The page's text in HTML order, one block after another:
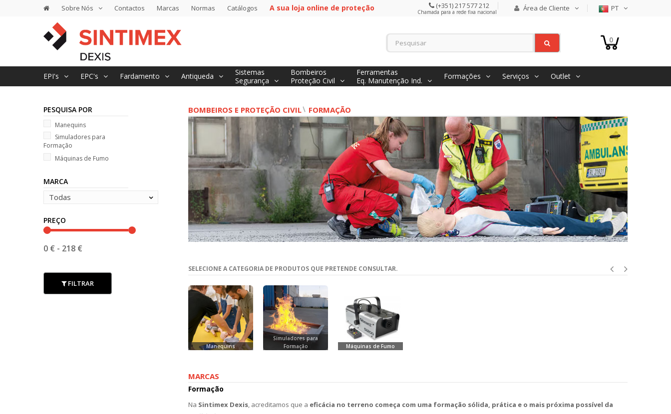
Sobre Nós Contactos Marcas Normas Catálogos A sua loja online de proteção (+351) 217 577 212
Chamada para a rede fixa nacional Área de Cliente PT
0
EPI's EPC's Fardamento Antiqueda
Sistemas
Segurança
Bombeiros
Proteção Civil
Ferramentas
Eq. Manutenção Ind.
Formações Serviços Outlet
BOMBEIROS E PROTEÇÃO CIVIL FORMAÇÃO
SELECIONE A CATEGORIA DE PRODUTOS QUE PRETENDE CONSULTAR.
Manequins
Simuladores para
Formação
Máquinas de Fumo
MARCAS
Formação
Na Sintimex Dexis, acreditamos que a eficácia no terreno começa com uma formação sólida, prática e o mais próxima possível da
PESQUISA POR
Manequins
Simuladores para
Formação
Máquinas de Fumo
MARCA
Todas
PREÇO
0 € - 218 €
FILTRAR